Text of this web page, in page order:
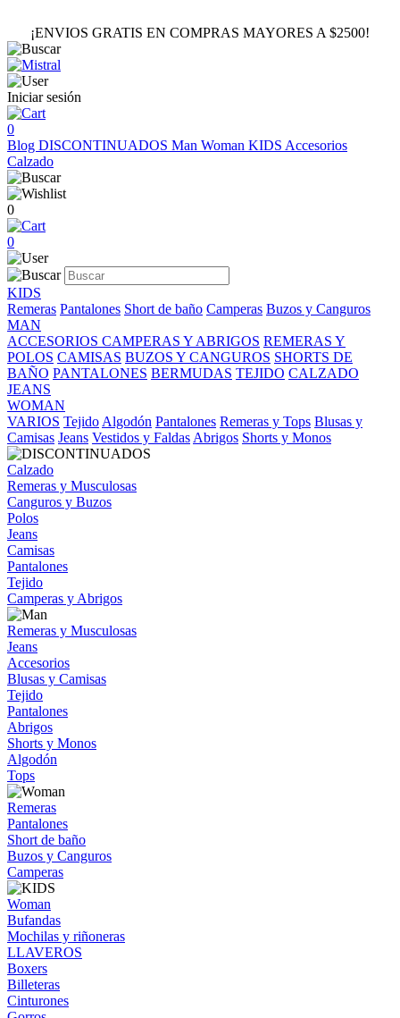
¡ENVIOS GRATIS EN COMPRAS MAYORES A $2500!
Iniciar sesión
0
Blog DISCONTINUADOS Man Woman KIDS Accesorios
Calzado
0
0
KIDS
Remeras Pantalones Short de baño Camperas Buzos y Canguros
MAN
ACCESORIOS CAMPERAS Y ABRIGOS REMERAS Y
POLOS CAMISAS BUZOS Y CANGUROS SHORTS DE
BAÑO PANTALONES BERMUDAS TEJIDO CALZADO
JEANS
WOMAN
VARIOS Tejido Algodón Pantalones Remeras y Tops Blusas y
Camisas Jeans Vestidos y Faldas Abrigos Shorts y Monos
Calzado
Remeras y Musculosas
Canguros y Buzos
Polos
Jeans
Camisas
Pantalones
Tejido
Camperas y Abrigos
Remeras y Musculosas
Jeans
Accesorios
Blusas y Camisas
Tejido
Pantalones
Abrigos
Shorts y Monos
Algodón
Tops
Remeras
Pantalones
Short de baño
Buzos y Canguros
Camperas
Woman
Bufandas
Mochilas y riñoneras
LLAVEROS
Boxers
Billeteras
Cinturones